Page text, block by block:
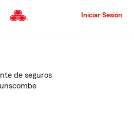
al
principal
Iniciar Sesión